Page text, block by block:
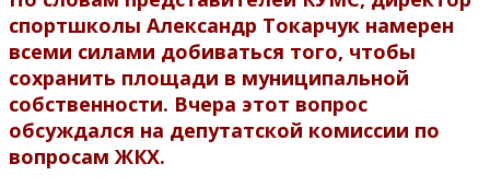
спортшколы Александр Токарчук намерен
всеми силами добиваться того, чтобы
сохранить площади в муниципальной
собственности. Вчера этот вопрос
обсуждался на депутатской комиссии по
вопросам ЖКХ.